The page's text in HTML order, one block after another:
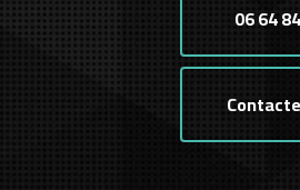
06 64